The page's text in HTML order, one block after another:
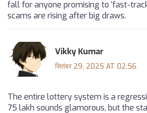
fall for anyone promising to ‘fast-
scams are rising after big draws.
Vikky Kumar
सितंबर 29, 2025 AT 02:56
The entire lottery system is a
75 lakh sounds glamorous, but the